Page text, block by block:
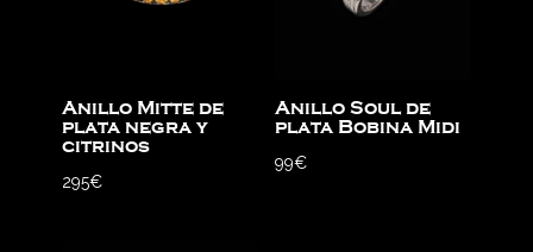
Anillo Mitte de
plata negra y
citrinos
295€
Anillo Soul de
plata Bobina Midi
99€